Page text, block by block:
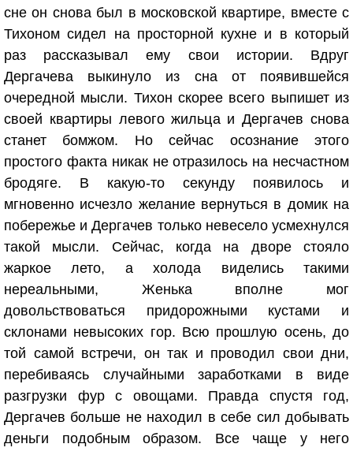
сне он снова был в московской квартире, вместе с
Тихоном сидел на просторной кухне и в который
раз рассказывал ему свои истории. Вдруг
Дергачева выкинуло из сна от появившейся
очередной мысли. Тихон скорее всего выпишет из
своей квартиры левого жильца и Дергачев снова
станет бомжом. Но сейчас осознание этого
простого факта никак не отразилось на несчастном
бродяге. В какую-то секунду появилось и
мгновенно исчезло желание вернуться в домик на
побережье и Дергачев только невесело усмехнулся
такой мысли. Сейчас, когда на дворе стояло
жаркое лето, а холода виделись такими
нереальными, Женька вполне мог
довольствоваться придорожными кустами и
склонами невысоких гор. Всю прошлую осень, до
той самой встречи, он так и проводил свои дни,
перебиваясь случайными заработками в виде
разгрузки фур с овощами. Правда спустя год,
Дергачев больше не находил в себе сил добывать
деньги подобным образом. Все чаще у него